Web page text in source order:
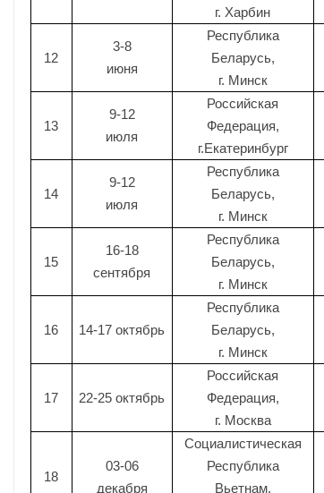
г. Харбин
12
3-8
июня
Республика
Беларусь,
г. Минск
13
9-12
июля
Российская
Федерация,
г.Екатеринбург
14
9-12
июля
Республика
Беларусь,
г. Минск
15
16-18
сентября
Республика
Беларусь,
г. Минск
16 14-17 октябрь
Республика
Беларусь,
г. Минск
17 22-25 октябрь
Российская
Федерация,
г. Москва
18
03-06
декабря
Социалистическая
Республика
Вьетнам,